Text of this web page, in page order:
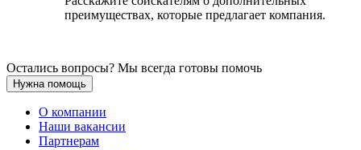
преимуществах, которые предлагает компания.
Остались вопросы? Мы всегда готовы помочь
Нужна помощь
О компании
Наши вакансии
Партнерам